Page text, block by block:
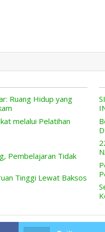
Ruang Hidup yang
melalui Pelatihan
Pembelajaran Tidak
Tinggi Lewat Baksos